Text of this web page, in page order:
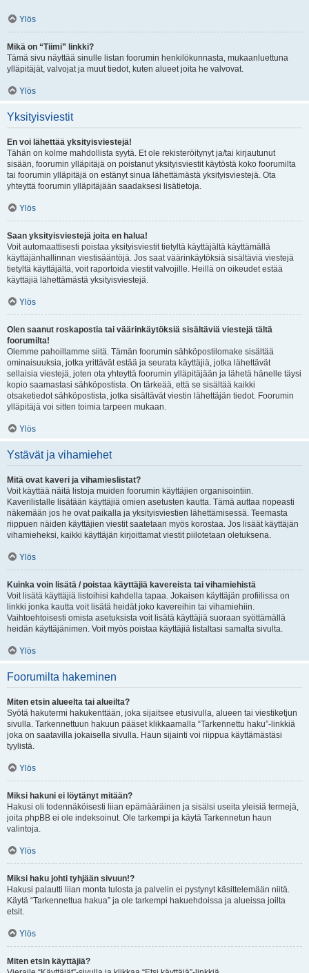
Ylös
Mikä on “Tiimi” linkki?
Tämä sivu näyttää sinulle listan foorumin henkilökunnasta, mukaanluettuna
ylläpitäjät, valvojat ja muut tiedot, kuten alueet joita he valvovat.
Ylös
Yksityisviestit
En voi lähettää yksityisviestejä!
Tähän on kolme mahdollista syytä. Et ole rekisteröitynyt ja/tai kirjautunut
sisään, foorumin ylläpitäjä on poistanut yksityisviestit käytöstä koko foorumilta
tai foorumin ylläpitäjä on estänyt sinua lähettämästä yksityisviestejä. Ota
yhteyttä foorumin ylläpitäjään saadaksesi lisätietoja.
Ylös
Saan yksityisviestejä joita en halua!
Voit automaattisesti poistaa yksityisviestit tietyltä käyttäjältä käyttämällä
käyttäjänhallinnan viestisääntöjä. Jos saat väärinkäytöksiä sisältäviä viestejä
tietyltä käyttäjältä, voit raportoida viestit valvojille. Heillä on oikeudet estää
käyttäjiä lähettämästä yksityisviestejä.
Ylös
Olen saanut roskapostia tai väärinkäytöksiä sisältäviä viestejä tältä
foorumilta!
Olemme pahoillamme siitä. Tämän foorumin sähköpostilomake sisältää
ominaisuuksia, jotka yrittävät estää ja seurata käyttäjiä, jotka lähettävät
sellaisia viestejä, joten ota yhteyttä foorumin ylläpitäjään ja lähetä hänelle täysi
kopio saamastasi sähköpostista. On tärkeää, että se sisältää kaikki
otsaketiedot sähköpostista, jotka sisältävät viestin lähettäjän tiedot. Foorumin
ylläpitäjä voi sitten toimia tarpeen mukaan.
Ylös
Ystävät ja vihamiehet
Mitä ovat kaveri ja vihamieslistat?
Voit käyttää näitä listoja muiden foorumin käyttäjien organisointiin.
Kaverilistalle lisätään käyttäjiä omien asetusten kautta. Tämä auttaa nopeasti
näkemään jos he ovat paikalla ja yksityisviestien lähettämisessä. Teemasta
riippuen näiden käyttäjien viestit saatetaan myös korostaa. Jos lisäät käyttäjän
vihamieheksi, kaikki käyttäjän kirjoittamat viestit piilotetaan oletuksena.
Ylös
Kuinka voin lisätä / poistaa käyttäjiä kavereista tai vihamiehistä
Voit lisätä käyttäjiä listoihisi kahdella tapaa. Jokaisen käyttäjän profiilissa on
linkki jonka kautta voit lisätä heidät joko kavereihin tai vihamiehiin.
Vaihtoehtoisesti omista asetuksista voit lisätä käyttäjiä suoraan syöttämällä
heidän käyttäjänimen. Voit myös poistaa käyttäjiä listaltasi samalta sivulta.
Ylös
Foorumilta hakeminen
Miten etsin alueelta tai alueilta?
Syötä hakutermi hakukenttään, joka sijaitsee etusivulla, alueen tai viestiketjun
sivulla. Tarkennettuun hakuun pääset klikkaamalla “Tarkennettu haku”-linkkiä
joka on saatavilla jokaisella sivulla. Haun sijainti voi riippua käyttämästäsi
tyylistä.
Ylös
Miksi hakuni ei löytänyt mitään?
Hakusi oli todennäköisesti liian epämääräinen ja sisälsi useita yleisiä termejä,
joita phpBB ei ole indeksoinut. Ole tarkempi ja käytä Tarkennetun haun
valintoja.
Ylös
Miksi haku johti tyhjään sivuun!?
Hakusi palautti liian monta tulosta ja palvelin ei pystynyt käsittelemään niitä.
Käytä “Tarkennettua hakua” ja ole tarkempi hakuehdoissa ja alueissa joilta
etsit.
Ylös
Miten etsin käyttäjiä?